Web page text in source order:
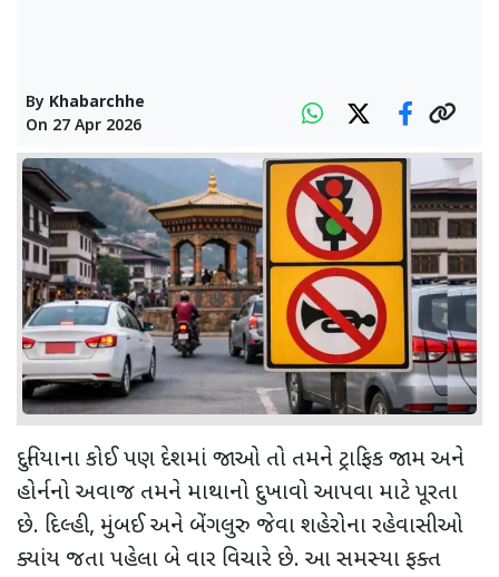
By Khabarchhe
On 27 Apr 2026
દુનિયાના કોઈ પણ દેશમાં જાઓ તો તમને ટ્રાફિક જામ અને
હોર્નનો અવાજ તમને માથાનો દુખાવો આપવા માટે પૂરતા
છે. દિલ્હી, મુંબઈ અને બેંગલુરુ જેવા શહેરોના રહેવાસીઓ
ક્યાંય જતા પહેલા બે વાર વિચારે છે. આ સમસ્યા ફક્ત